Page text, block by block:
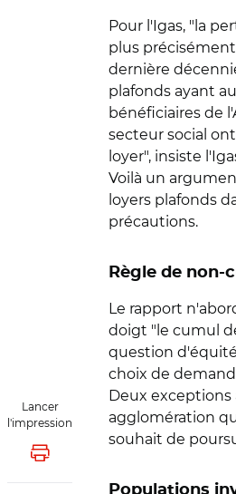
Lancer
l'impression
Lancer l'impression
Pour l'Igas, "la
plus
dernière
plafonds ayant
bénéficiaires de
secteur social
loyer", insiste
Voilà un
loyers plafonds
précautions.
Règle de non-
Le rapport
doigt "le cumul
question
choix de
Deux
agglomération
souhait de
Populations